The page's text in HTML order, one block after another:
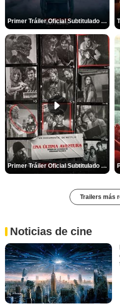
Primer Tráiler Oficial Subtitulado de 'La Noche Del Demonio: Están Entre Nosotros'
Primer Tráiler Oficial Subtitulado de 'Una última aventura: Detrás de cámaras de Stranger Things 5'
Trailers más
Noticias de cine